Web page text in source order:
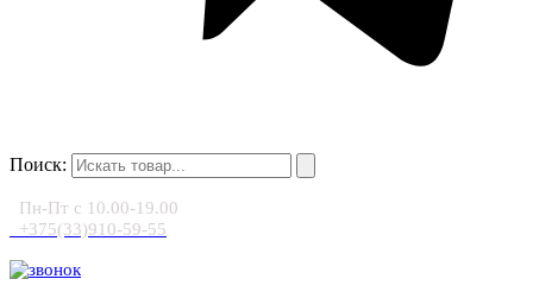
Поиск:
Пн-Пт с 10.00-19.00
+375(33)910-59-55